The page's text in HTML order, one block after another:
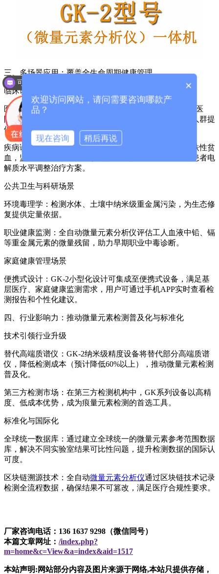
三、多场景应用：覆盖全生命周期健康管理
临床诊疗场景
医院与体检中心：GK系列设备适用于妇幼保健院、人民医
院、健康体检中心等机构，为儿童、孕妇、老年人等全人群提
供微量元素检测服务。
疾病诊断与辅助治疗：通过检测铁元素含量辅助诊断缺铁性贫
血，监测铜代谢紊乱辅助诊断肝豆状核变性，跟踪化疗患者电
解质水平调整治疗方案。
公共卫生与科研场景
环境毒理学：检测水体、土壤中纳米级重金属污染，为生态修
复提供定量依据。
职业健康监测：全自动微量元素分析仪评估工人血液中铅、镉
等重金属元素的微量残留，助力早期职业中毒诊断。
家庭健康管理场景
便携式设计：GK-2小型化设计可集成至便携式设备，满足基
层医疗、家庭健康监测需求，用户可通过手机APP实时查看检
测报告和个性化建议。
四、行业影响力：推动微量元素检测普及化与标准化
技术引领行业升级
替代高端质谱仪：GK-2纳米级精度设备将替代部分高端质谱
仪，降低检测成本（预计降低60%以上），推动微量元素检测
普及化。
第三方检测市场：在第三方检测机构中，GK系列设备以高精
度、低成本优势，成为痕量元素检测的首选工具。
标准化与国际化
全球统一数据库：通过建立全球统一的微量元素参考范围数据
库，解决不同实验室结果可比性问题，提升检测数据的国际认
可度。
区块链溯源技术：全自动微量元素分析仪通过区块链技术记录
检测全流程数据，确保结果不可篡改，满足医疗合规性要求。
厂家咨询电话：136 1637 9298（微信同号）
本篇文章网址： /index.php?
m=home&c=View&a=index&aid=1517
本站声明:网站部分内容及图片来源于网络,本站只提供存储，
×
欢迎访问网站，请问需要咨询哪款产
品？
现在咨询 稍后再说